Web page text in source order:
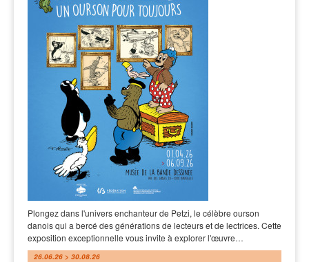
Plongez dans l'univers enchanteur de Petzi, le célèbre ourson
danois qui a bercé des générations de lecteurs et de lectrices. Cette
exposition exceptionnelle vous invite à explorer l'œuvre…
26.06.26 > 30.08.26